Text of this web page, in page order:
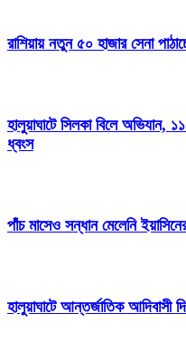
রাশিয়ায় নতুন ৫০ হাজার সেনা
হালুয়াঘাটে সিলকা বিলে অভিযান,
ধ্বংস
পাঁচ মাসেও সন্ধান মেলেনি
হালুয়াঘাটে আন্তর্জাতিক আদিবাসী